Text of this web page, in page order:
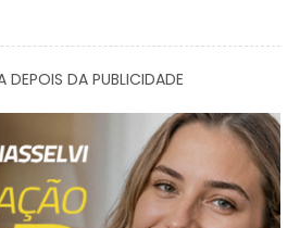
DEPOIS DA PUBLICIDADE